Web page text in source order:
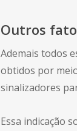
Outros
Ademais todos
obtidos por
sinalizadores
Essa indicação